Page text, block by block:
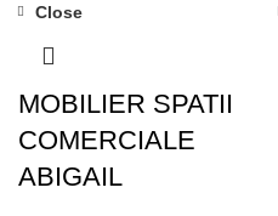
Close
MOBILIER SPATII
COMERCIALE
ABIGAIL